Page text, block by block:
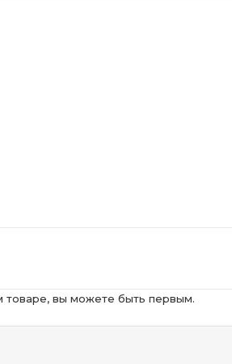
товаре, вы можете быть первым.